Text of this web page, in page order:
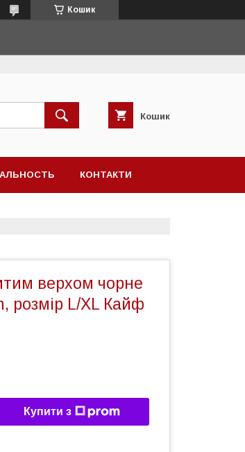
Кошик
Кошик
КОНТАКТИ
верхом чорне
розмір L/XL Кайф
Купити з